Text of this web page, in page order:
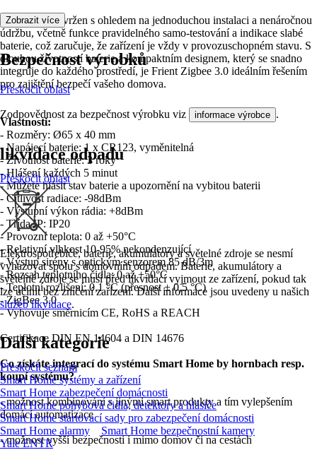
Detektor je navržen s ohledem na jednoduchou instalaci a nenáročnou
údržbu, včetně funkce pravidelného samo-testování a indikace slabé
baterie, což zaručuje, že zařízení je vždy v provozuschopném stavu. S
dlouhou životností baterie a kompaktním designem, který se snadno
integruje do každého prostředí, je Frient Zigbee 3.0 ideálním řešením
pro zajištění bezpečí vašeho domova.
Vlastnosti:
- Rozměry: Ø65 x 40 mm
- Napájecí baterie: 1 x CR123, vyměnitelná
- Životnost baterie: 3 roky
- Hlášení každých 5 minut
- Můžete hlásit stav baterie a upozornění na vybitou baterii
- Citlivost radiace: -98dBm
- Výstupní výkon rádia: +8dBm
- Třída IP: IP20
- Provozní teplota: 0 až +50°C
- Relativní vlhkost 10-95% nekondenzující
- Výstup sirény s optickým senzorem 85 dB/3m
- Rozsah teplotního čidla: 0 až +50°C
- Teplotní rozlišení: 0,1 °C (přesnost ± 0,5 °C)
- ZigBee 3.0
- Vyhovuje směrnicím CE, RoHS a REACH
Certifikace DIN EN 14604 a DIN 14676
Co získáte integrací do systému Smart Home by hornbach resp.
koupí systému?
- možnost kombinování s jinými smart produkty a tím vylepšením
domácí automatizace
- možnost vyšší bezpečnosti i mimo domov či na cestách
Zobrazit více
Bezpečnost výrobků
Přeskočit oblast
Zodpovědnost za bezpečnost výrobku viz informace výrobce .
likvidace odpadu
Přeskočit oblast
Elektrospotřebiče, baterie, akumulátory a světelné zdroje se nesmí
vyhazovat spolu s domovním odpadem. Baterie, akumulátory a
světelné zdroje se musí před likvidací vyjmout ze zařízení, pokud tak
lze učinit bez zničení zařízení. Další informace jsou uvedeny u našich
služeb likvidace.
Další kategorie
Přeskočit seznam
Smart Home systémy a zařízení
Smart Home zabezpečení domácnosti
Smart Home pohybová čidla, detektory a hlásiče
Smart Home startovací sady pro zabezpečení domácnosti
Smart Home alarmy
Smart Home bezpečnostní kamery
Yale ENTR